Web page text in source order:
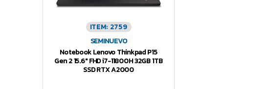
ITEM: 2759
SEMINUEVO
Notebook Lenovo Thinkpad P15
Gen 2 15.6″ FHD i7-11800H 32GB 1TB
SSD RTX A2000